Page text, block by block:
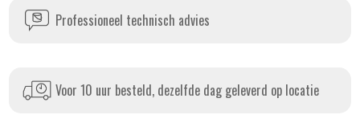
Professioneel technisch advies
Voor 10 uur besteld, dezelfde dag geleverd op locatie